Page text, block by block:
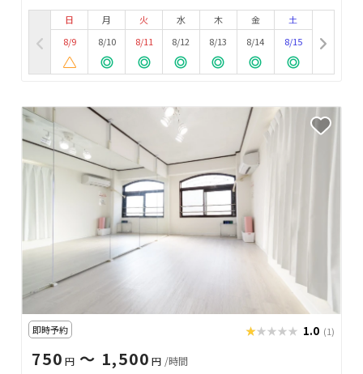
日
8/9
月
8/10
火
8/11
水
8/12
木
8/13
金
8/14
土
8/15
即時予約 ★★★★★
★★★★★ 1.0 (1)
750 円 〜 1,500 円 /時間